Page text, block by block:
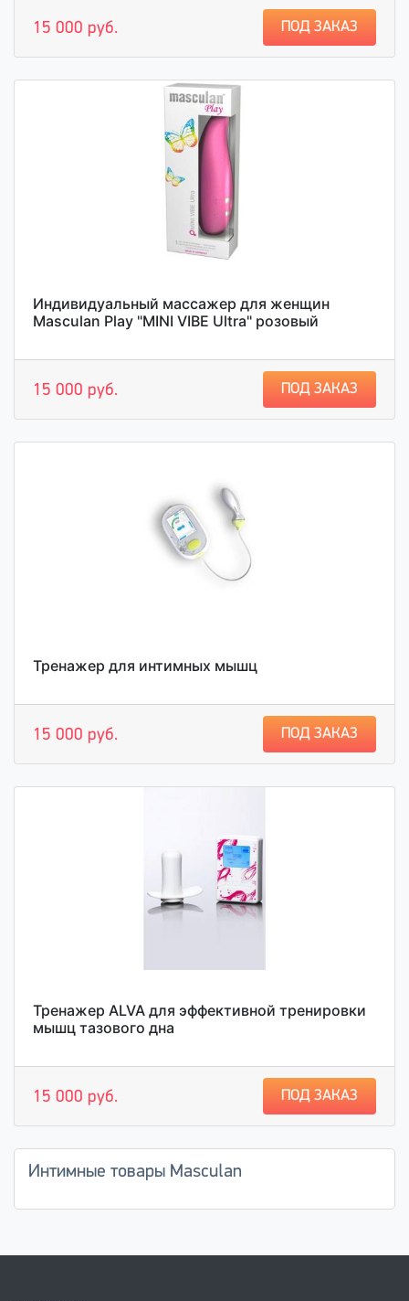
15 000 руб. ПОД ЗАКАЗ
Индивидуальный массажер для женщин
Masculan Play "MINI VIBE Ultra" розовый
15 000 руб. ПОД ЗАКАЗ
Тренажер для интимных мышц
15 000 руб. ПОД ЗАКАЗ
Тренажер ALVA для эффективной тренировки
мышц тазового дна
15 000 руб. ПОД ЗАКАЗ
Интимные товары Masculan